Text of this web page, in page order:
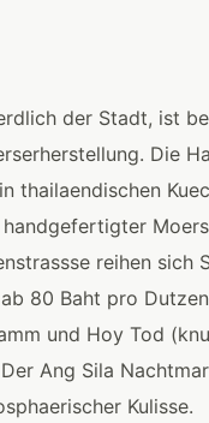
der Stadt, ist
Die
thailaendischen
reihen sich
80 Baht pro
und Hoy Tod
Ang Sila
Kulisse.